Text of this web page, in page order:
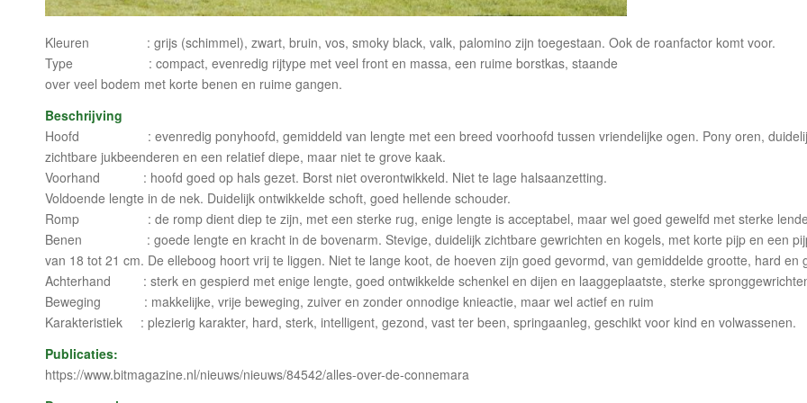
Kleuren : grijs (schimmel), zwart, bruin, vos, smoky black, valk, palomino zijn toegestaan. Ook de roanfactor komt voor.
Type : compact, evenredig rijtype met veel front en massa, een ruime borstkas, staande
over veel bodem met korte benen en ruime gangen.
Beschrijving
Hoofd : evenredig ponyhoofd, gemiddeld van lengte met een breed voorhoofd tussen vriendelijke ogen. Pony oren,
zichtbare jukbeenderen en een relatief diepe, maar niet te grove kaak.
Voorhand : hoofd goed op hals gezet. Borst niet overontwikkeld. Niet te lage halsaanzetting.
Voldoende lengte in de nek. Duidelijk ontwikkelde schoft, goed hellende schouder.
Romp : de romp dient diep te zijn, met een sterke rug, enige lengte is acceptabel, maar wel goed gewelfd met sterke
Benen : goede lengte en kracht in de bovenarm. Stevige, duidelijk zichtbare gewrichten en kogels, met korte pijp en een
van 18 tot 21 cm. De elleboog hoort vrij te liggen. Niet te lange koot, de hoeven zijn goed gevormd, van gemiddelde grootte, hard en
Achterhand : sterk en gespierd met enige lengte, goed ontwikkelde schenkel en dijen en laaggeplaatste, sterke
Beweging : makkelijke, vrije beweging, zuiver en zonder onnodige knieactie, maar wel actief en ruim
Karakteristiek : plezierig karakter, hard, sterk, intelligent, gezond, vast ter been, springaanleg, geschikt voor kind en volwassenen.
Publicaties:
https://www.bitmagazine.nl/nieuws/nieuws/84542/alles-over-de-connemara